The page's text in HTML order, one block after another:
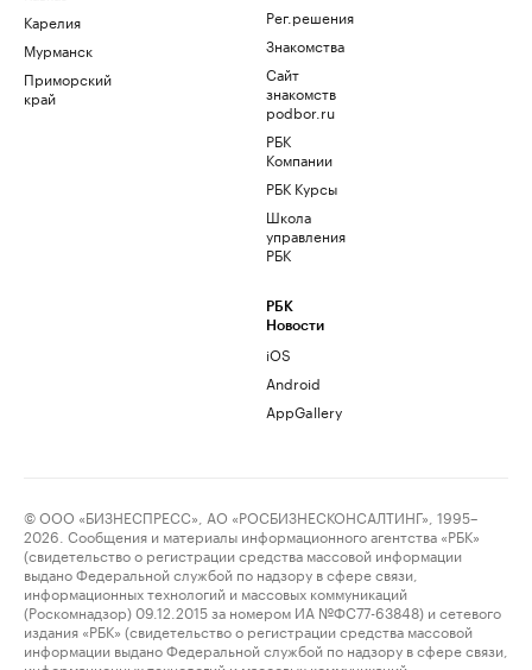
Карелия
Мурманск
Приморский
край
Рег.решения
Знакомства
Сайт
знакомств
podbor.ru
РБК
Компании
РБК Курсы
Школа
управления
РБК
РБК
Новости
iOS
Android
AppGallery
© ООО «БИЗНЕСПРЕСС», АО «РОСБИЗНЕСКОНСАЛТИНГ», 1995–
2026. Сообщения и материалы информационного агентства «РБК»
(свидетельство о регистрации средства массовой информации
выдано Федеральной службой по надзору в сфере связи,
информационных технологий и массовых коммуникаций
(Роскомнадзор) 09.12.2015 за номером ИА №ФС77-63848) и сетевого
издания «РБК» (свидетельство о регистрации средства массовой
информации выдано Федеральной службой по надзору в сфере связи,